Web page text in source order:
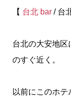
【 台北 bar/ 台
台北の大安地区
のすぐ近く。
以前にこのホ